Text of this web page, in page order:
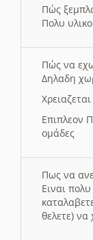
Πώς
Πολυ
Πώς να
Δηλαδη
Επιπλεον
ομάδες
Πως να
Ειναι
θελετε)